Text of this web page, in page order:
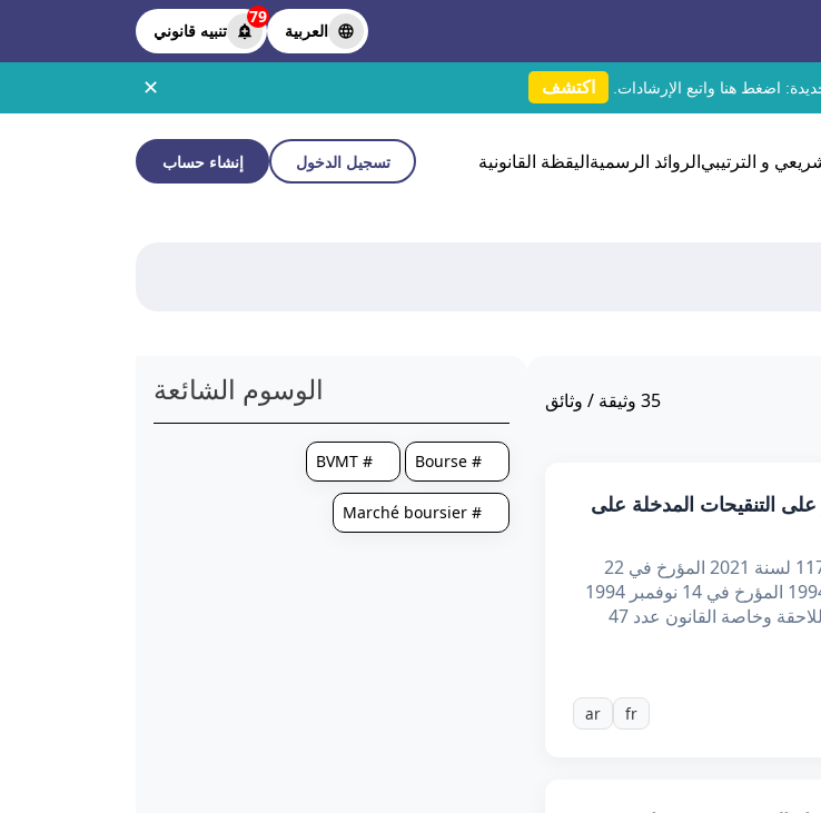
العربية
79
تنبيه قانوني
اضغط هنا واتبع الإرشادات. اكتشف ✕
و الترتيبيالروائد الرسميةاليقظة القانونية تسجيل الدخول إنشاء حساب
35وثيقة / وثائق
16 ماي 2022 يتعلق بالتأشير على التنقيحات المدخلة على
إن وزيرة المالية، بعد الاطلاع على الدستور، وعلى الأمر الرئاسي عدد 117 لسنة 2021 المؤرخ في 22
سبتمبر 2021 المتعلق بتدابير استثنائية، وعلى القانون عدد 117 لسنة 1994 المؤرخ في 14 نوفمبر 1994
المتعلق بإعادة تنظيم السوق المالية كما تم تنقيحه وإتمامه بالنصوص اللاحقة وخاصة القانون عدد 47
fr
ar
الوسوم الشائعة
# Bourse
# BVMT
# Marché boursier